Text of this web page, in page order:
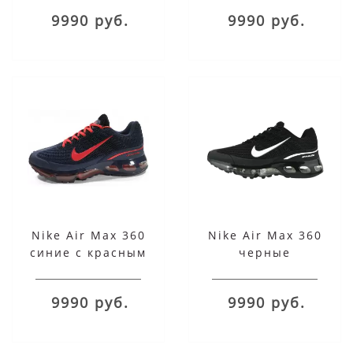
9990 руб. 9990 руб.
Nike Air Max 360
синие с красным
9990 руб.
Nike Air Max 360
черные
9990 руб.